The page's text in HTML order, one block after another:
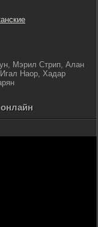
Мэрил Стрип, Алан
Наор, Хадар